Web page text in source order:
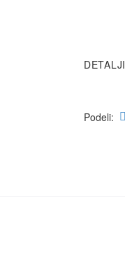
DETALJI
Podeli: